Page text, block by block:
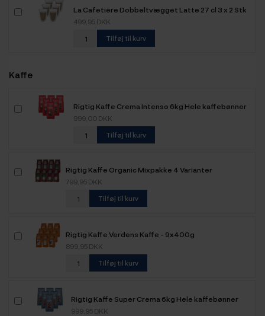
La Cafetière Dobbeltvægget Latte 27 cl 3 x 2 Stk
499,95 DKK
Tilføj til kurv
Kaffe
Rigtig Kaffe Crema Intenso 6kg Hele kaffebønner
999,00 DKK
Tilføj til kurv
Rigtig Kaffe Organic Mixpakke 4 Varianter
799,95 DKK
Tilføj til kurv
Rigtig Kaffe Verdens Kaffe - 9x400g
899,95 DKK
Tilføj til kurv
Rigtig Kaffe Super Crema 6kg Hele kaffebønner
999,95 DKK